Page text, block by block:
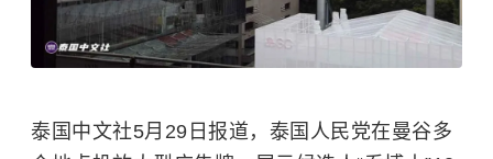
泰国中文社5月29日报道，泰国人民党在曼谷多